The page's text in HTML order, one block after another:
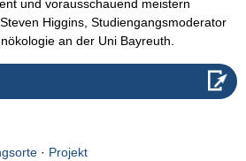
und vorausschauend meistern
Higgins, Studiengangsmoderator
an der Uni Bayreuth.
· Projekt